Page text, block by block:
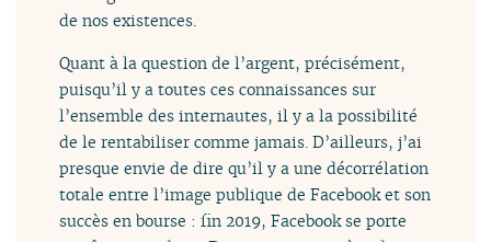
de nos existences.
Quant à la question de l’argent, précisément,
puisqu’il y a toutes ces connaissances sur
l’ensemble des internautes, il y a la possibilité
de le rentabiliser comme jamais. D’ailleurs, j’ai
presque envie de dire qu’il y a une décorrélation
totale entre l’image publique de Facebook et son
succès en bourse : fin 2019, Facebook se porte